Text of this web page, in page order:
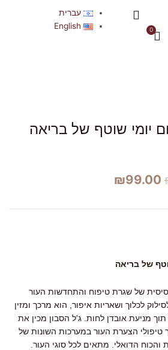
תפריט
0
עגלת
קניות
עברית
English
יומי שוטף של בריאה
₪99.00
של בריאה
של שגרת טיפוח והתחדשות העור
לכלוך ושאריות איפור, הוא מרכך ומזין
מניעת אובדן לחות. ג'ל הסבון מכין את
טיפולי הצערת העור במערכות השונות של
הדואלי. מתאים לכל סוגי העור.